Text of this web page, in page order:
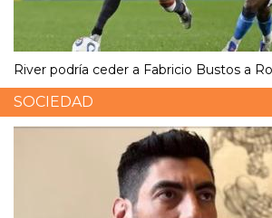
River podría ceder a Fabricio Bustos a
SOCIEDAD